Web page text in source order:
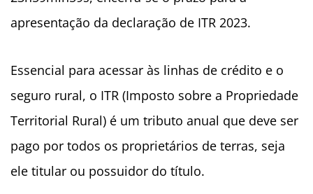
apresentação da declaração de ITR 2023.
Essencial para acessar às linhas de crédito e o
seguro rural, o ITR (Imposto sobre a Propriedade
Territorial Rural) é um tributo anual que deve ser
pago por todos os proprietários de terras, seja
ele titular ou possuidor do título.